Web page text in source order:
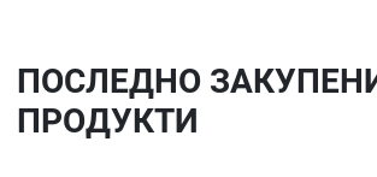
ПОСЛЕДНO
ПРОДУКТИ